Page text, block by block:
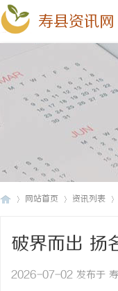
寿县资讯网
网站首页 资讯列表
破界而出
幕
2026-07-02 发布于 寿